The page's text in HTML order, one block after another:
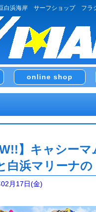
白浜海岸 サーフショップ フ
online shop
】キャシー
白浜マリーナ
月17日(金)